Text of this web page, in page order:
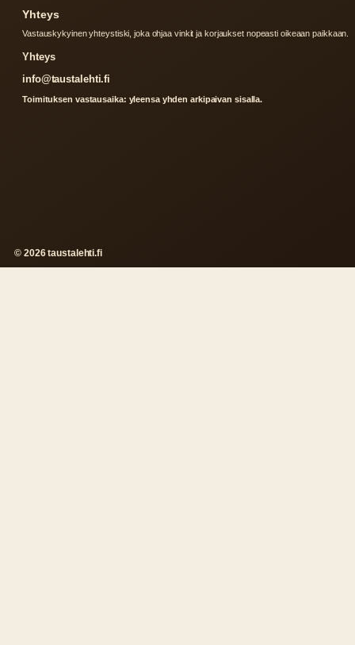
Yhteys
Vastauskykyinen yhteystiski, joka ohjaa vinkit ja korjaukset nopeasti oikeaan paikkaan.
Yhteys
info@taustalehti.fi
Toimituksen vastausaika: yleensa yhden arkipaivan sisalla.
© 2026 taustalehti.fi